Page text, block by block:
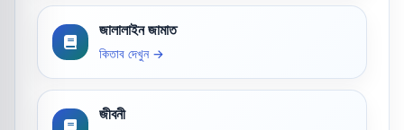
জালালাইন জামাত
কিতাব দেখুন →
জীবনী